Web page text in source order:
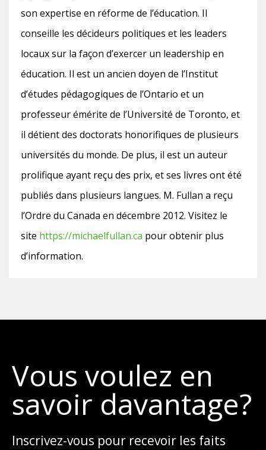
son expertise en réforme de l’éducation. Il
conseille les décideurs politiques et les leaders
locaux sur la façon d’exercer un leadership en
éducation. Il est un ancien doyen de l’Institut
d’études pédagogiques de l’Ontario et un
professeur émérite de l’Université de Toronto, et
il détient des doctorats honorifiques de plusieurs
universités du monde. De plus, il est un auteur
prolifique ayant reçu des prix, et ses livres ont été
publiés dans plusieurs langues. M. Fullan a reçu
l’Ordre du Canada en décembre 2012. Visitez le
site https://michaelfullan.ca pour obtenir plus
d’information.
Vous voulez en
savoir davantage?
Inscrivez-vous pour recevoir les faits